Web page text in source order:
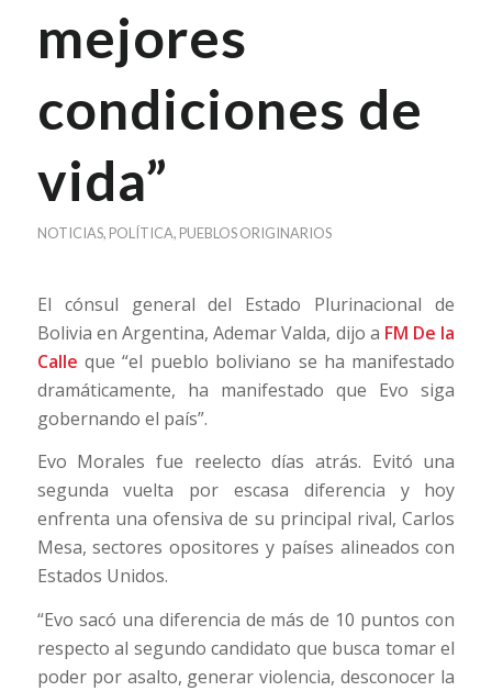
mejores
condiciones de
vida”
NOTICIAS, POLÍTICA, PUEBLOS ORIGINARIOS
El cónsul general del Estado Plurinacional de
Bolivia en Argentina, Ademar Valda, dijo a FM De la
Calle que “el pueblo boliviano se ha manifestado
dramáticamente, ha manifestado que Evo siga
gobernando el país”.
Evo Morales fue reelecto días atrás. Evitó una
segunda vuelta por escasa diferencia y hoy
enfrenta una ofensiva de su principal rival, Carlos
Mesa, sectores opositores y países alineados con
Estados Unidos.
“Evo sacó una diferencia de más de 10 puntos con
respecto al segundo candidato que busca tomar el
poder por asalto, generar violencia, desconocer la